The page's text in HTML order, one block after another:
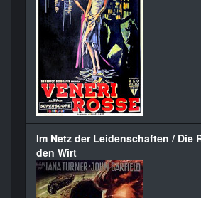
Im Netz der Leidenschaften / Die
den Wirt